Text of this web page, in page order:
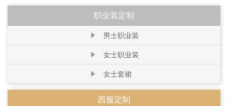
职业装定制
男士职业装
女士职业装
女士套裙
西服定制